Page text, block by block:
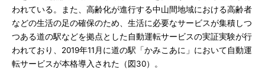
われている。また、高齢化が進行する中山間地域における高齢者
などの生活の足の確保のため、生活に必要なサービスが集積しつ
つある道の駅などを拠点とした自動運転サービスの実証実験が行
われており、2019年11月に道の駅「かみこあに」において自動運
転サービスが本格導入された（図30）。